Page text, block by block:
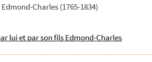
Charles (1765-1834)
lui et par son fils Edmond-Charles